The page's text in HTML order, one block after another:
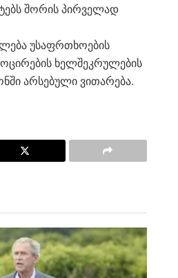
შორის პირველად
უსაფრთხოების
ხელშეკრულების
არსებული ვითარება.